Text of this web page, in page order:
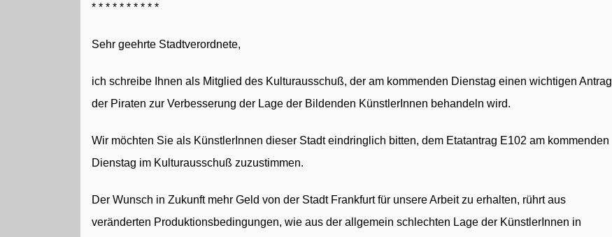
* * * * * * * * * *
Sehr geehrte Stadtverordnete,
ich schreibe Ihnen als Mitglied des Kulturausschuß, der am kommenden Dienstag einen wichtigen Antrag
der Piraten zur Verbesserung der Lage der Bildenden KünstlerInnen behandeln wird.
Wir möchten Sie als KünstlerInnen dieser Stadt eindringlich bitten, dem Etatantrag E102 am kommenden
Dienstag im Kulturausschuß zuzustimmen.
Der Wunsch in Zukunft mehr Geld von der Stadt Frankfurt für unsere Arbeit zu erhalten, rührt aus
veränderten Produktionsbedingungen, wie aus der allgemein schlechten Lage der KünstlerInnen in